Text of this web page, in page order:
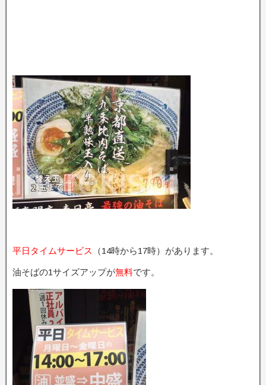
平日タイムサービス （14時から17時）があります。
油そばの1サイズアップが無料です。